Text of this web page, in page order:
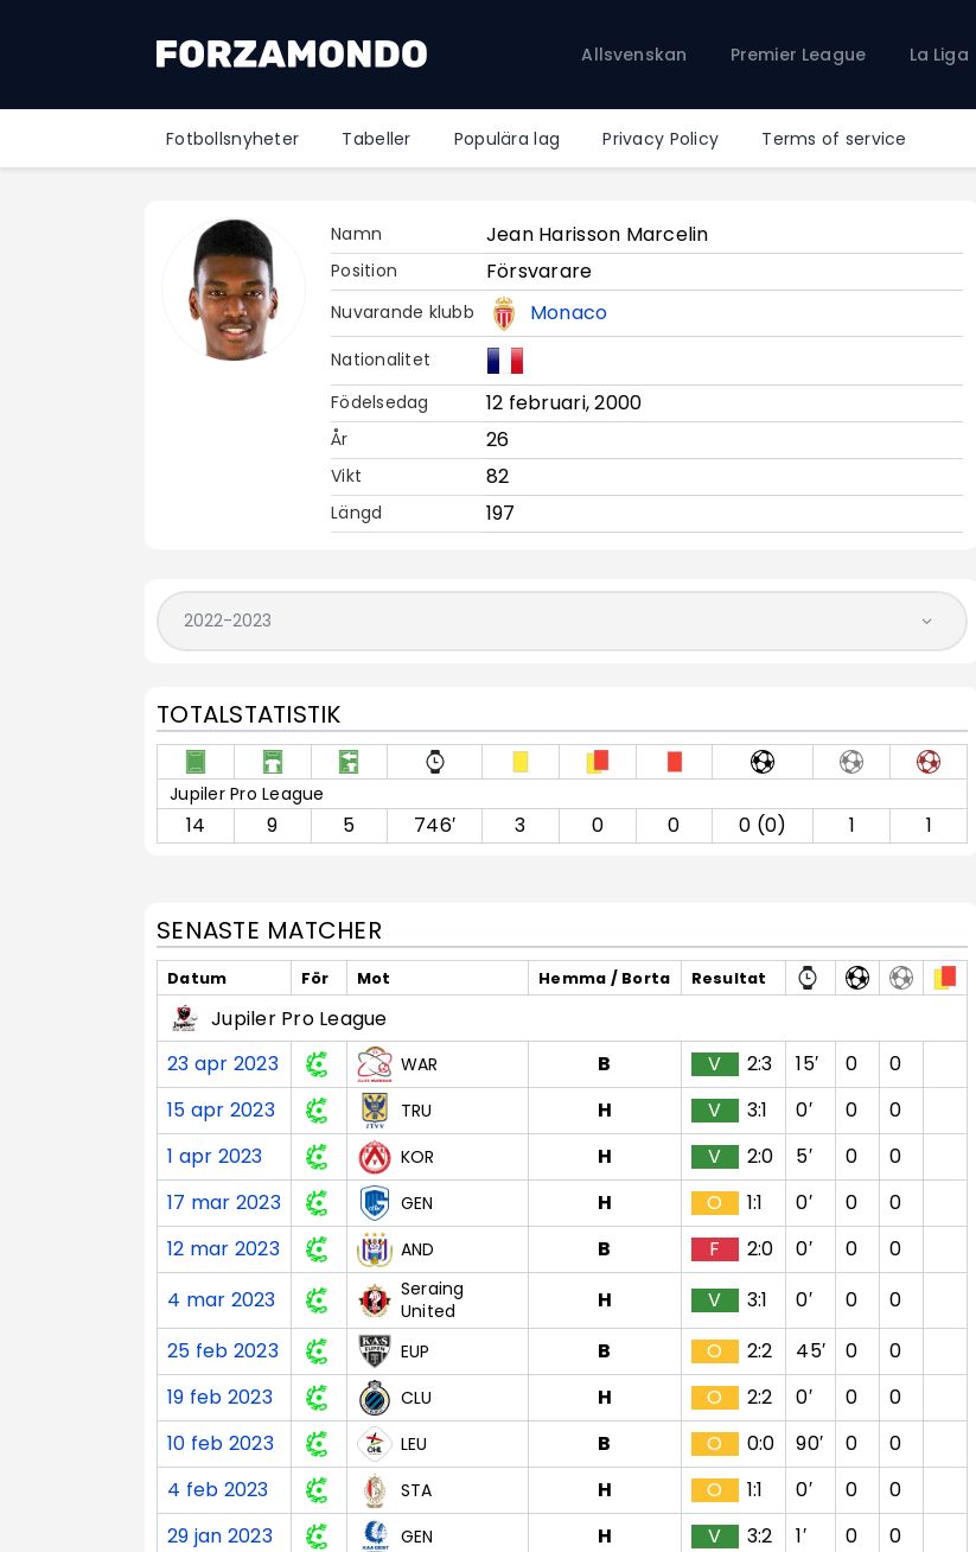
Allsvenskan Premier League La Liga
Fotbollsnyheter Tabeller Populära lag Privacy Policy Terms of service
Premier League
La Liga
Bundesliga
Ligue 1
Namn Jean Harisson Marcelin
Position Försvarare
Nuvarande klubb Monaco
Nationalitet
Födelsedag
12 februari, 2000
År 26
Vikt 82
Längd 197
TOTALSTATISTIK
Jupiler Pro League
14 9 5 746′ 3 0 0 0 (0) 1 1
SENASTE MATCHER
Datum För Mot Hemma / Borta Resultat
Jupiler Pro League
23 apr 2023
WAR B V 2:3 15′ 0
0
15 apr 2023
TRU H V 3:1 0′ 0
0
1 apr 2023
KOR H V 2:0 5′ 0
0
17 mar 2023
GEN H O 1:1 0′ 0
0
12 mar 2023
AND B F 2:0 0′ 0
0
4 mar 2023
Seraing
United
H V 3:1 0′ 0
0
25 feb 2023
EUP B O 2:2 45′ 0
0
19 feb 2023
CLU H O 2:2 0′ 0
0
10 feb 2023
LEU B O 0:0 90′ 0
0
4 feb 2023
STA H O 1:1 0′ 0
0
29 jan 2023
GEN H V 3:2 1′ 0
0